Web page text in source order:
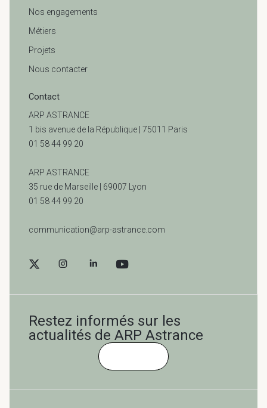
Nos engagements
Métiers
Projets
Nous contacter
Contact
ARP ASTRANCE
1 bis avenue de la République | 75011 Paris
01 58 44 99 20
ARP ASTRANCE
35 rue de Marseille | 69007 Lyon
01 58 44 99 20
communication@arp-astrance.com
Restez informés sur les
actualités de ARP Astrance